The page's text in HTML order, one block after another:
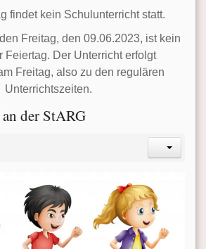
findet kein Schulunterricht statt.
Freitag, den 09.06.2023, ist kein
Feiertag. Der Unterricht erfolgt
Freitag, also zu den regulären
Unterrichtszeiten.
der StARG